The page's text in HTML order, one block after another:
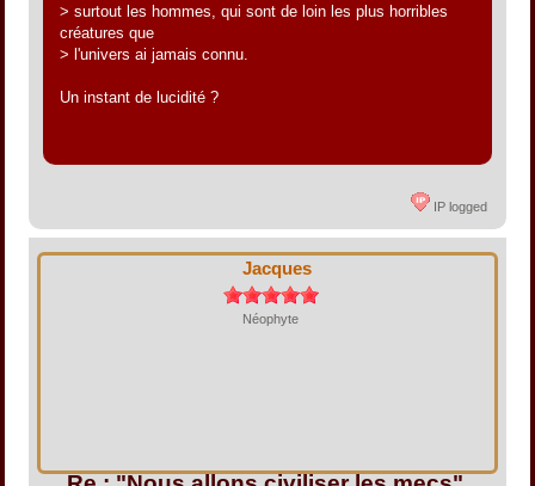
> surtout les hommes, qui sont de loin les plus horribles
créatures que
> l'univers ai jamais connu.
Un instant de lucidité ?
IP logged
Jacques
Néophyte